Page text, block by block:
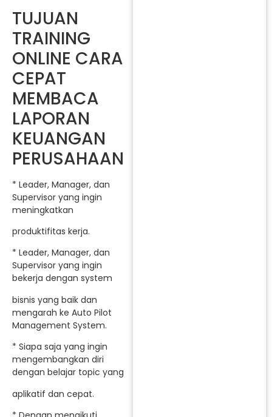
TUJUAN
TRAINING
ONLINE CARA
CEPAT
MEMBACA
LAPORAN
KEUANGAN
PERUSAHAAN
* Leader, Manager, dan
Supervisor yang ingin
meningkatkan
produktifitas kerja.
* Leader, Manager, dan
Supervisor yang ingin
bekerja dengan system
bisnis yang baik dan
mengarah ke Auto Pilot
Management System.
* Siapa saja yang ingin
mengembangkan diri
dengan belajar topic yang
aplikatif dan cepat.